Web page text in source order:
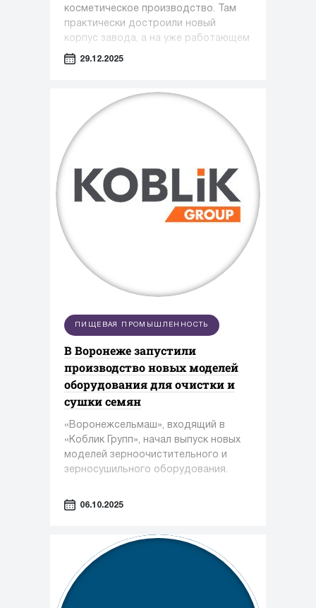
косметическое производство. Там
практически достроили новый
корпус завода, а на уже работающем
предприятии только за этот год
29.12.2025
ПИЩЕВАЯ ПРОМЫШЛЕННОСТЬ
В Воронеже запустили
производство новых моделей
оборудования для очистки и
сушки семян
«Воронежсельмаш», входящий в
«Коблик Групп», начал выпуск новых
моделей зерноочистительного и
зерносушильного оборудования.
06.10.2025